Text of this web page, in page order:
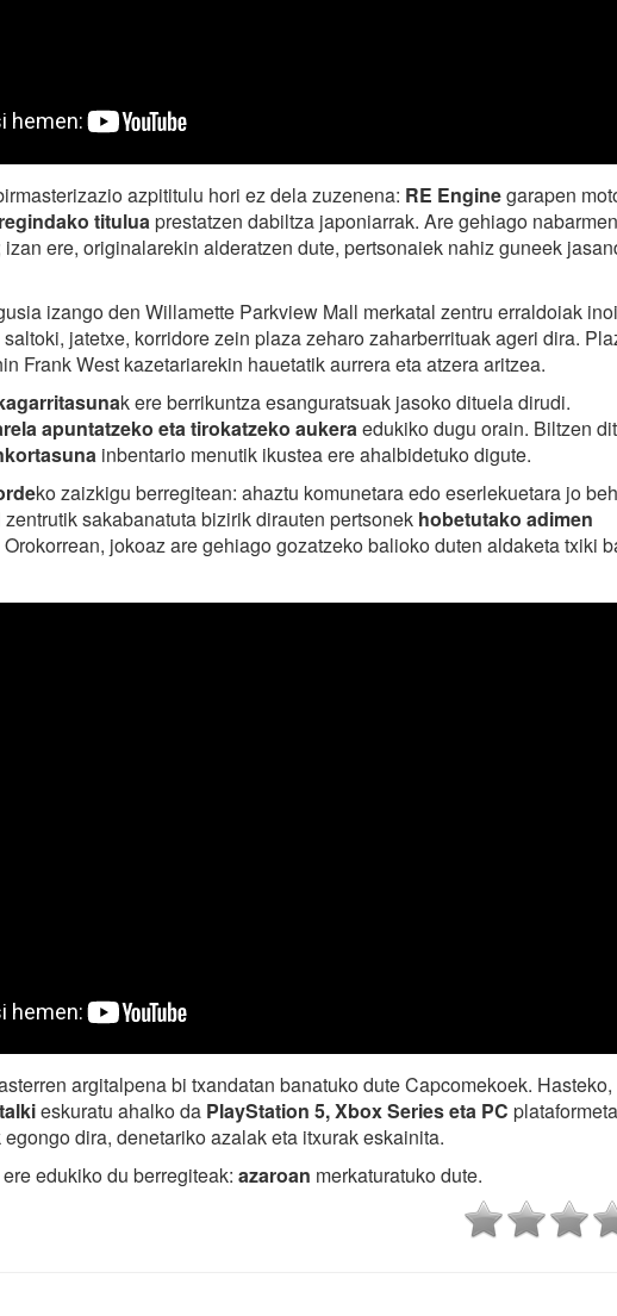
azpititulu hori ez dela zuzenena: RE Enginegarapen
tituluaprestatzen dabiltza japoniarrak. Are gehiago
ere, originalarekin alderatzen dute, pertsonaiek nahiz guneek
izango den Willamette Parkview Mall merkatal zentru erraldoiak
jatetxe, korridore zein plaza zeharo zaharberrituak ageri dira.
Frank West kazetariarekin hauetatik aurrera eta atzera aritzea.
k ere berrikuntza esanguratsuak jasoko dituela dirudi.
apuntatzeko eta tirokatzeko aukeraedukiko dugu orain. Biltzen
inbentario menutik ikustea ere ahalbidetuko digute.
ko zaizkigu berregitean: ahaztu komunetara edo eserlekuetara jo
sakabanatuta bizirik dirauten pertsonek hobetutako adimen
jokoaz are gehiago gozatzeko balioko duten aldaketa txiki
argitalpena bi txandatan banatuko dute Capcomekoek. Hasteko,
eskuratu ahalko da PlayStation 5, Xbox Series eta PC
dira, denetariko azalak eta itxurak eskainita.
ere edukiko du berregiteak: azaroan merkaturatuko dute.